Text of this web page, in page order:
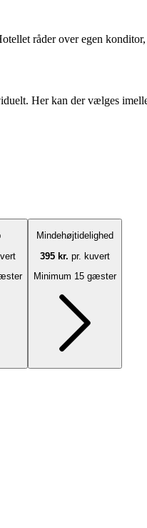
råder over egen
Her kan der vælges
Mindehøjtidelighed
395 kr. pr. kuvert
Minimum 15 gæster